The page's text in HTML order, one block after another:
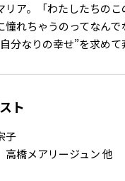
リア。「わたしたちの
れちゃうのってなん
分なりの幸せ”を求めて奔
ト
子
橋メアリージュン 他